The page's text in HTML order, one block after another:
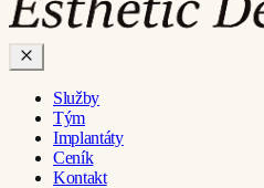
Služby
Tým
Implantáty
Ceník
Kontakt